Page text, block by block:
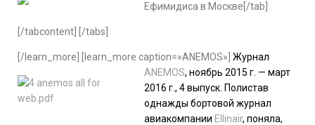
Ефимидиса в Москве[/tab]
[/tabcontent] [/tabs]
[/learn_more] [learn_more caption=»ANEMOS»] Журнал
ANEMOS, ноябрь 2015 г. — март
2016 г., 4 выпуск. Полистав
однажды бортовой журнал
авиакомпании Ellinair, поняла,